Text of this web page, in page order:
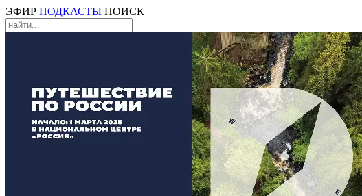
ЭФИР ПОДКАСТЫ ПОИСК